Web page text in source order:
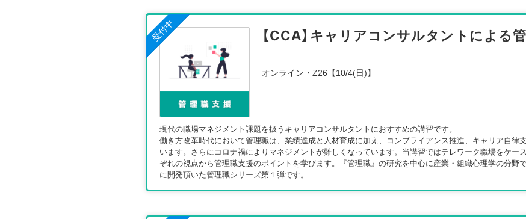
受付中 【CCA】キャリアコンサルタントによる
オンライン・Z26【10/4(日)】
現代の職場マネジメント課題を扱うキャリアコンサルタントにおすすめの講習です。
働き方改革時代において管理職は、業績達成と人材育成に加え、コンプライアンス推進、キャリア自律
います。さらにコロナ禍によりマネジメントが難しくなっています。当講習ではテレワーク職場をケー
ぞれの視点から管理職支援のポイントを学びます。『管理職』の研究を中心に産業・組織心理学の分野
に開発頂いた管理職シリーズ第１弾です。